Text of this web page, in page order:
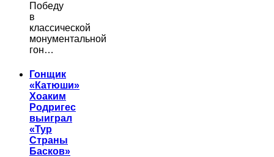
Победу
в
классической
монументальной
гон…
Гонщик
«Катюши»
Хоаким
Родригес
выиграл
«Тур
Страны
Басков»